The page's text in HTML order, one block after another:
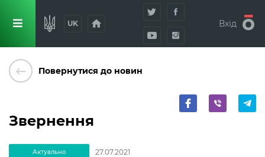
UK home Вхід
keyboard_backspace Повернутися до новин
Звернення
Актуально 27.07.2021